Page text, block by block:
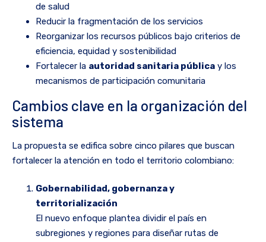
de salud
Reducir la fragmentación de los servicios
Reorganizar los recursos públicos bajo criterios de
eficiencia, equidad y sostenibilidad
Fortalecer la autoridad sanitaria pública y los
mecanismos de participación comunitaria
Cambios clave en la organización del
sistema
La propuesta se edifica sobre cinco pilares que buscan
fortalecer la atención en todo el territorio colombiano:
Gobernabilidad, gobernanza y
territorialización
El nuevo enfoque plantea dividir el país en
subregiones y regiones para diseñar rutas de